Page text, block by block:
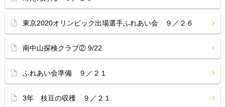
東京2020オリンピック出場選手ふれあい会 ９／２６
南中山探検クラブ② 9/22
ふれあい会準備 ９／２１
3年 枝豆の収穫 ９／２１